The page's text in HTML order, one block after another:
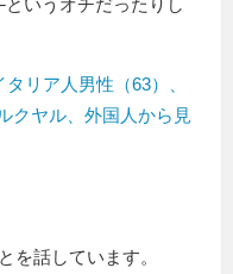
いうオチだったりし
リア人男性（63）、
クヤル、外国人から見
を話しています。